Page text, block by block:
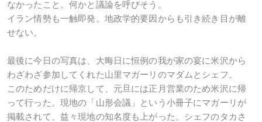
なかったこと。何かと議論を呼びそう。
イラン情勢も一触即発。地政学的要因からも引き続き目が離
せない。
最後に今日の写真は、大晦日に恒例の我が家の宴に米沢から
わざわざ参加してくれた山里マガーリのマダムとシェフ。
このためだけに帰京して、元旦には正月営業のため米沢に帰
って行った。現地の「山形会議」という小冊子にマガーリが
掲載されて、益々現地の知名度も上がった。シェフのタカさ